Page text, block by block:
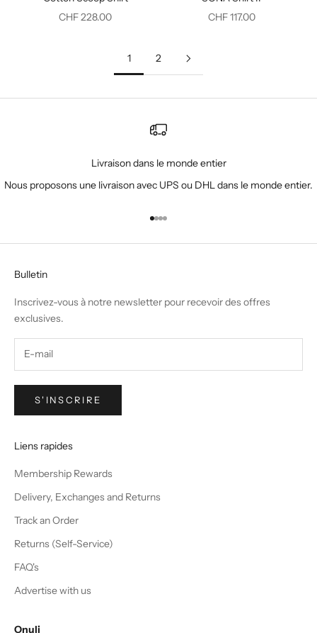
Prix de vente
CHF 228.00
Prix de vente
CHF 117.00
1 2
Livraison dans le monde entier
Nous proposons une livraison avec UPS ou DHL dans le monde entier.
Aller à l'élément 1
Aller à l'élément 2
Aller à l'élément 3
Aller à l'élément 4
Bulletin
Inscrivez-vous à notre newsletter pour recevoir des offres
exclusives.
S'INSCRIRE
Liens rapides
Membership Rewards
Delivery, Exchanges and Returns
Track an Order
Returns (Self-Service)
FAQ's
Advertise with us
Onuli